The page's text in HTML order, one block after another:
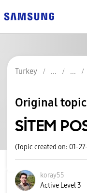
Turkey
Original
SİTEM
(Topic created on: 01-
koray55
Active Level 3